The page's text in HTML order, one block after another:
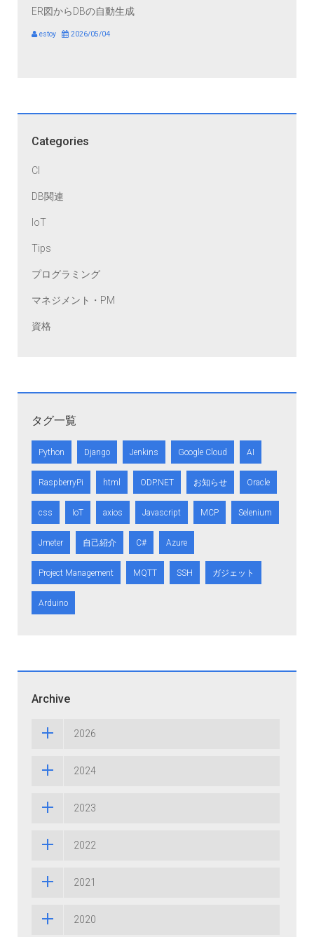
ER図からDBの自動生成
estoy 2026/05/04
Categories
CI
DB関連
IoT
Tips
プログラミング
マネジメント・PM
資格
タグ一覧
Python Django Jenkins Google Cloud AI
RaspberryPi html ODP.NET お知らせ Oracle
css IoT axios Javascript MCP Selenium
Jmeter 自己紹介 C# Azure
Project Management MQTT SSH ガジェット
Arduino
Archive
2026
2024
2023
2022
2021
2020